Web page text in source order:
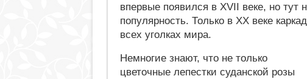
впервые появился в XVII веке, но тут
популярность. Только в XX веке
всех уголках мира.
Немногие знают, что не только
цветочные лепестки суданской розы